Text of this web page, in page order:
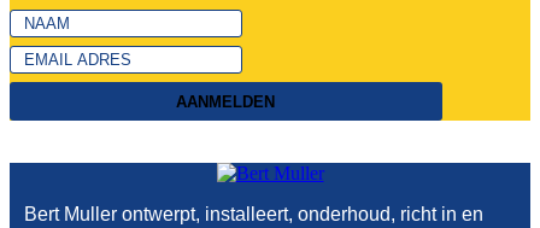
AANMELDEN
Bert Muller ontwerpt, installeert, onderhoud, richt in en